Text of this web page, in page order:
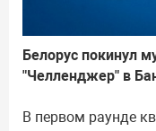
Белорус покинул
"Челленджер" в
В первом раунде